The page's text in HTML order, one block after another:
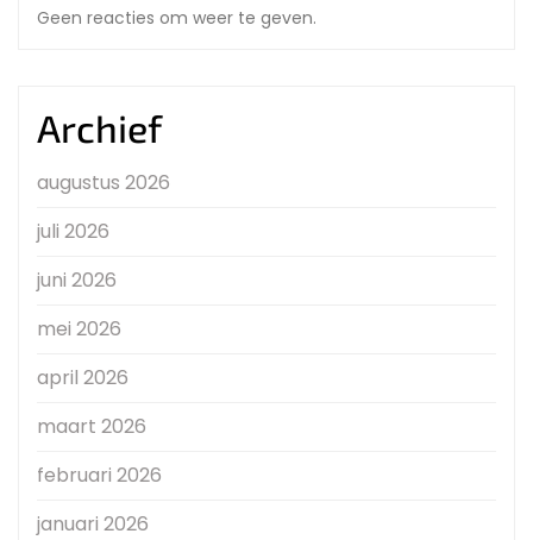
Geen reacties om weer te geven.
Archief
augustus 2026
juli 2026
juni 2026
mei 2026
april 2026
maart 2026
februari 2026
januari 2026